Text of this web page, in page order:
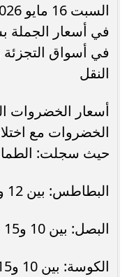
في أسعار الجملة
في أسواق
النقل
أسعار الخضروات
الخضروات مع
حيث سجلت: الطماطم: بين
البطاطس: بين 12 و15 جنيهًا.
البصل: بين 10 و15 جنيهًا.
الكوسة: بين 10 و15 جنيهًا.